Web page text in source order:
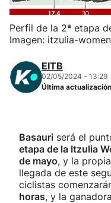
Más deportes
"Helmuga"
Perfil de la 2ª etapa
Imagen: itzulia-
EITB
02/05/2024 - 13:29
Última actualización
Basauri será el
etapa de la Itzulia
de mayo, y la
llegada de este
ciclistas
horas, y la